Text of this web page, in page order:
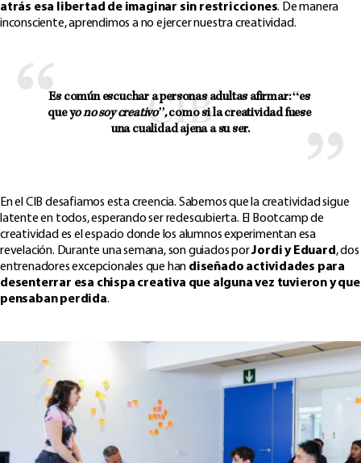
atrás esa libertad de imaginar sin restricciones. De manera
inconsciente, aprendimos a no ejercer nuestra creatividad.
Es común escuchar a personas adultas afirmar: “es
que yo no soy creativo”, como si la creatividad fuese
una cualidad ajena a su ser.
En el CIB desafiamos esta creencia. Sabemos que la creatividad sigue
latente en todos, esperando ser redescubierta. El Bootcamp de
creatividad es el espacio donde los alumnos experimentan esa
revelación. Durante una semana, son guiados porJordi y Eduard, dos
entrenadores excepcionales que han diseñado actividades para
desenterrar esa chispa creativa que alguna vez tuvieron y que
pensaban perdida.